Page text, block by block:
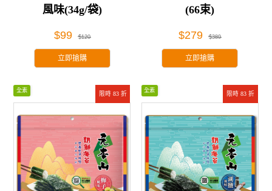
風味(34g/袋)
$99 $120
立即搶購
(66束)
$279 $389
立即搶購
限時 83 折
全素
限時 83 折
全素